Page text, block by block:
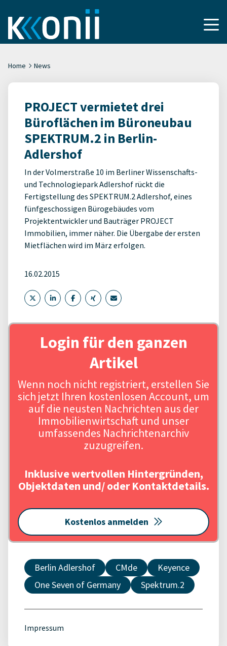
Home News
PROJECT vermietet drei
Büroflächen im Büroneubau
SPEKTRUM.2 in Berlin-
Adlershof
In der Volmerstraße 10 im Berliner Wissenschafts-
und Technologiepark Adlershof rückt die
Fertigstellung des SPEKTRUM.2 Adlershof, eines
fünfgeschossigen Bürogebäudes vom
Projektentwickler und Bauträger PROJECT
Immobilien, immer näher. Die Übergabe der ersten
Mietflächen wird im März erfolgen.
16.02.2015
Login für den ganzen
Artikel
Wenn noch nicht registriert, erstellen Sie
sich jetzt Ihren kostenlosen Account, um
auf die neusten Nachrichten aus der
Immobilienwirtschaft und unser
umfassendes Nachrichtenarchiv
zuzugreifen.
Inklusive wertvollen Hintergründen,
Objektdaten und/ oder Kontaktdetails.
Kostenlos anmelden
Berlin Adlershof CMde
Keyence
One Seven of Germany
Spektrum.2
Impressum